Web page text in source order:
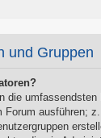
und Gruppen
die
Forum ausführen;